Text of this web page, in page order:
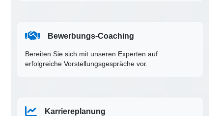
Bewerbungs-Coaching
Bereiten Sie sich mit unseren Experten auf
erfolgreiche Vorstellungsgespräche vor.
Karriereplanung